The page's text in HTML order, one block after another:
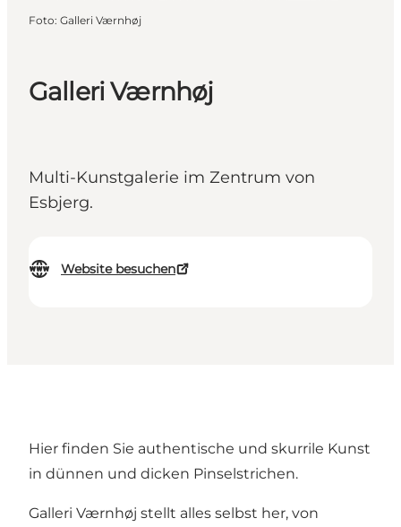
Galleri Værnhøj
Multi-Kunstgalerie im Zentrum von
Esbjerg.
Website besuchen
Foto: Galleri Værnhøj
Hier finden Sie authentische und skurrile Kunst
in dünnen und dicken Pinselstrichen.
Galleri Værnhøj stellt alles selbst her, von